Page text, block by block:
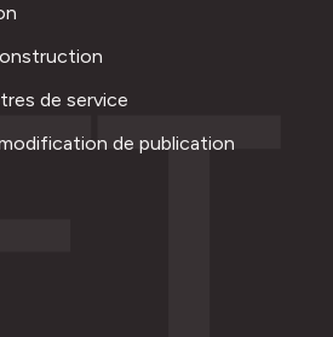
de service
de publication